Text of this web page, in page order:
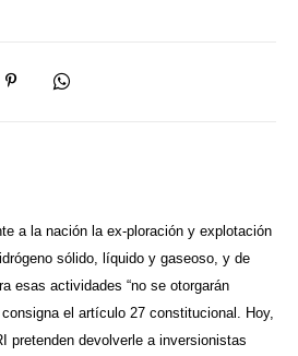
a la nación la ex-ploración y explotación
sólido, líquido y gaseoso, y de
esas actividades “no se otorgarán
el artículo 27 constitucional. Hoy,
pretenden devolverle a inversionistas